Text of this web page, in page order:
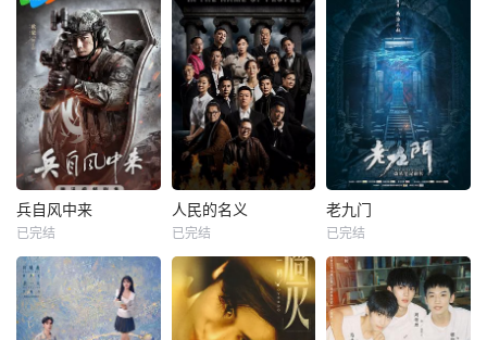
兵自风中来
已完结
人民的名义
已完结
老九门
已完结